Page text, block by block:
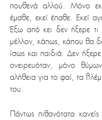
πουθενά αλλού. Μόνο
έμαθε, εκεί έπαθε. Εκεί
Έξω από κει δεν ήξερε τι
μέλλον, κάπως, κάπου θα
ίσως και παιδιά. Δεν
ονειρευόταν, μόνο
αλήθεια για το φαί, τα
του.
Πάντως πιθανότατα